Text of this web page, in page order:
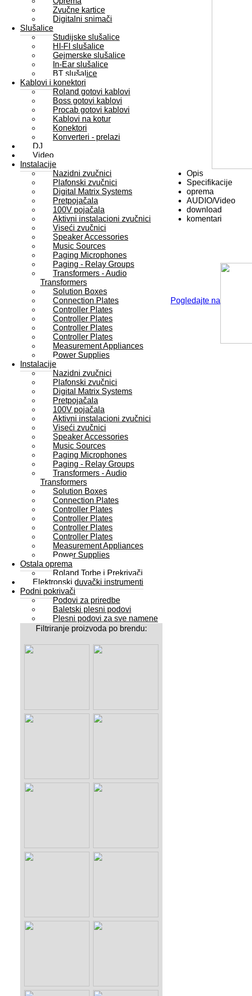
Zvučne kartice
Digitalni snimači
Slušalice
Studijske slušalice
HI-FI slušalice
Gejmerske slušalice
In-Ear slušalice
BT slušalice
Kablovi i konektori
Roland gotovi kablovi
Boss gotovi kablovi
Procab gotovi kablovi
Kablovi na kotur
Konektori
Konverteri - prelazi
DJ
Video
Instalacije
Nazidni zvučnici
Plafonski zvučnici
Digital Matrix Systems
Pretpojačala
100V pojačala
Aktivni instalacioni zvučnici
Viseći zvučnici
Speaker Accessories
Music Sources
Paging Microphones
Paging - Relay Groups
Transformers - Audio
Transformers
Solution Boxes
Connection Plates
Controller Plates
Controller Plates
Controller Plates
Controller Plates
Measurement Appliances
Power Supplies
Instalacije
Nazidni zvučnici
Plafonski zvučnici
Digital Matrix Systems
Pretpojačala
100V pojačala
Aktivni instalacioni zvučnici
Viseći zvučnici
Speaker Accessories
Music Sources
Paging Microphones
Paging - Relay Groups
Transformers - Audio
Transformers
Solution Boxes
Connection Plates
Controller Plates
Controller Plates
Controller Plates
Controller Plates
Measurement Appliances
Power Supplies
Ostala oprema
Roland Torbe i Prekrivači
Elektronski duvački instrumenti
Podni pokrivači
Podovi za priredbe
Baletski plesni podovi
Plesni podovi za sve namene
Filtriranje proizvoda po brendu:
Opis
Specifikacije
oprema
AUDIO/Video
download
komentari
Pogledajte na